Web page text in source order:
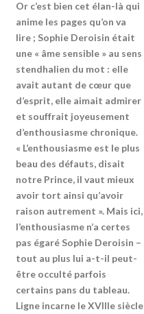
Or c’est bien cet élan-là qui
anime les pages qu’on va
lire ; Sophie Deroisin était
une « âme sensible » au sens
stendhalien du mot : elle
avait autant de cœur que
d’esprit, elle aimait admirer
et souffrait joyeusement
d’enthousiasme chronique.
« L’enthousiasme est le plus
beau des défauts, disait
notre Prince, il vaut mieux
avoir tort ainsi qu’avoir
raison autrement ». Mais ici,
l’enthousiasme n’a certes
pas égaré Sophie Deroisin –
tout au plus lui a-t-il peut-
être occulté parfois
certains pans du tableau.
Ligne incarne le XVIIIe siècle